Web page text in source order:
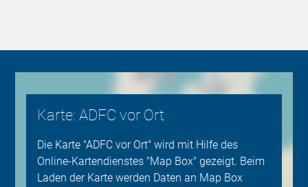
Karte: ADFC vor Ort
Die Karte "ADFC vor Ort" wird mit Hilfe des
Online-Kartendienstes "Map Box" gezeigt. Beim
Laden der Karte werden Daten an Map Box